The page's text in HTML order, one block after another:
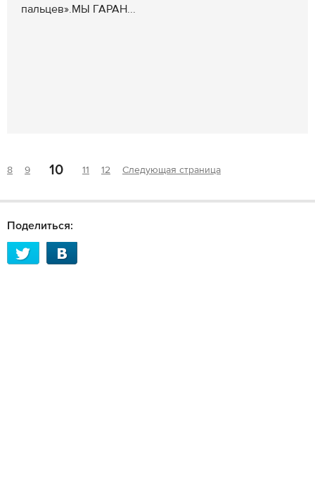
пальцев».МЫ ГАРАН...
8 9 10 11 12 Следующая страница
Поделиться: